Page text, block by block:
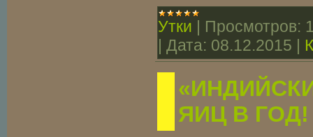
Утки Просмотров:
Дата: 08.12.2015
ЯИЦ В ГОД!